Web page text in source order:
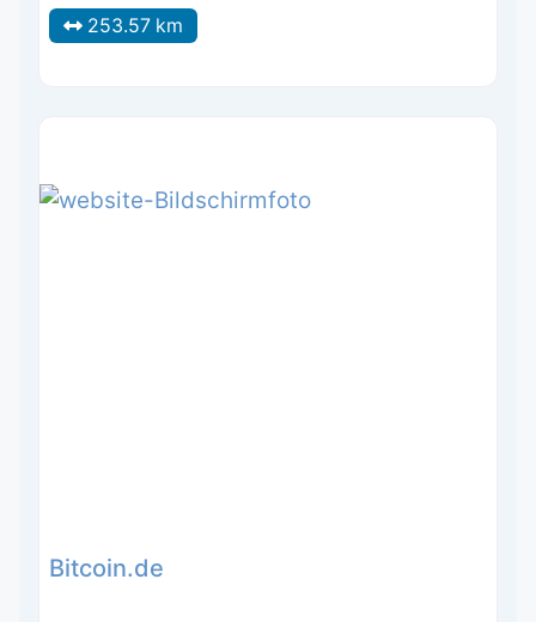
253.57 km
Bitcoin.de